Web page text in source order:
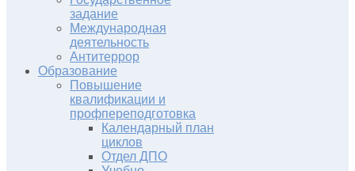
задание
Международная
деятельность
Антитеррор
Образование
Повышение
квалификации и
профпереподготовка
Календарный план
циклов
Отдел ДПО